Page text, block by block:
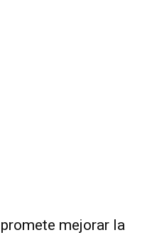
mejorar la